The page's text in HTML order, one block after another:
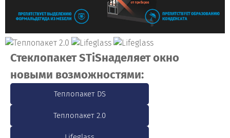
Стеклопакет STiSнаделяет окно
новыми возможностями:
Теплопакет DS
Теплопакет 2.0